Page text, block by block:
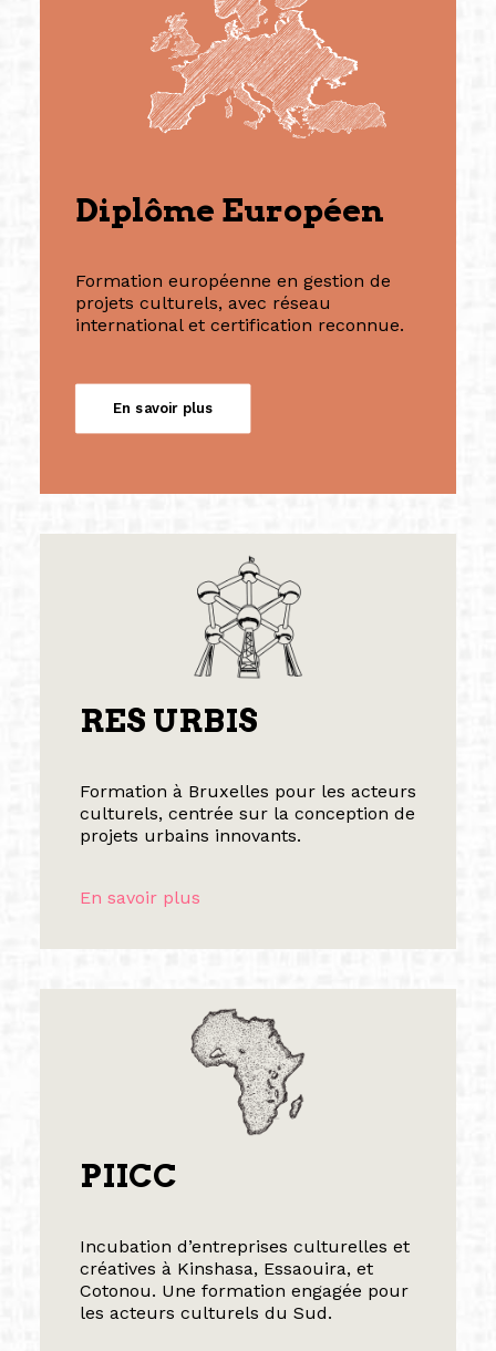
Diplôme Européen
Formation européenne en gestion de
projets culturels, avec réseau
international et certification reconnue.
En savoir plus
RES URBIS
Formation à Bruxelles pour les acteurs
culturels, centrée sur la conception de
projets urbains innovants.
En savoir plus
PIICC
Incubation d’entreprises culturelles et
créatives à Kinshasa, Essaouira, et
Cotonou. Une formation engagée pour
les acteurs culturels du Sud.